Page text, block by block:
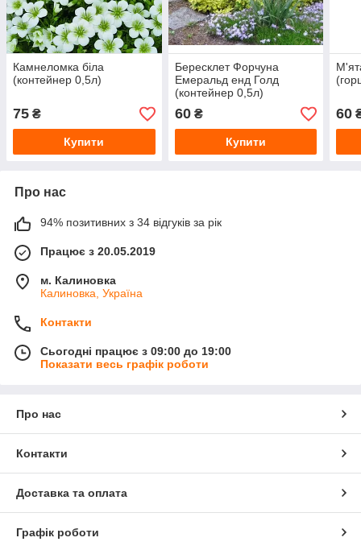
Камнеломка біла
(контейнер 0,5л)
75 ₴
Купити
Бересклет Форчуна
Емеральд енд Голд
(контейнер 0,5л)
60₴
Купити
60
Про нас
94% позитивних з 34 відгуків за рік
Працює з 20.05.2019
м. Калиновка
Калиновка, Україна
Контакти
Сьогодні працює з 09:00 до 19:00
Показати весь графік роботи
Про нас
Контакти
Доставка та оплата
Графік роботи